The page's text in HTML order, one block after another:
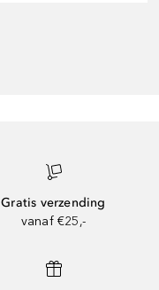
Gratis verzending
vanaf €25,-